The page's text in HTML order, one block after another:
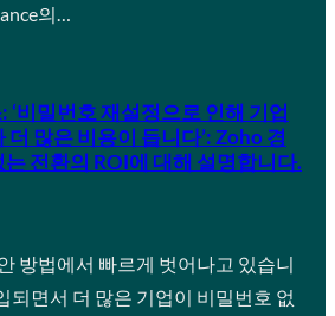
의…
‘비밀번호 재설정으로 인해 기업
많은 비용이 듭니다’: Zoho 경
전환의 ROI에 대해 설명합니다.
방법에서 빠르게 벗어나고 있습니
되면서 더 많은 기업이 비밀번호 없